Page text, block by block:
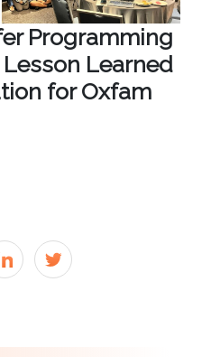
Programming
Learned
for Oxfam